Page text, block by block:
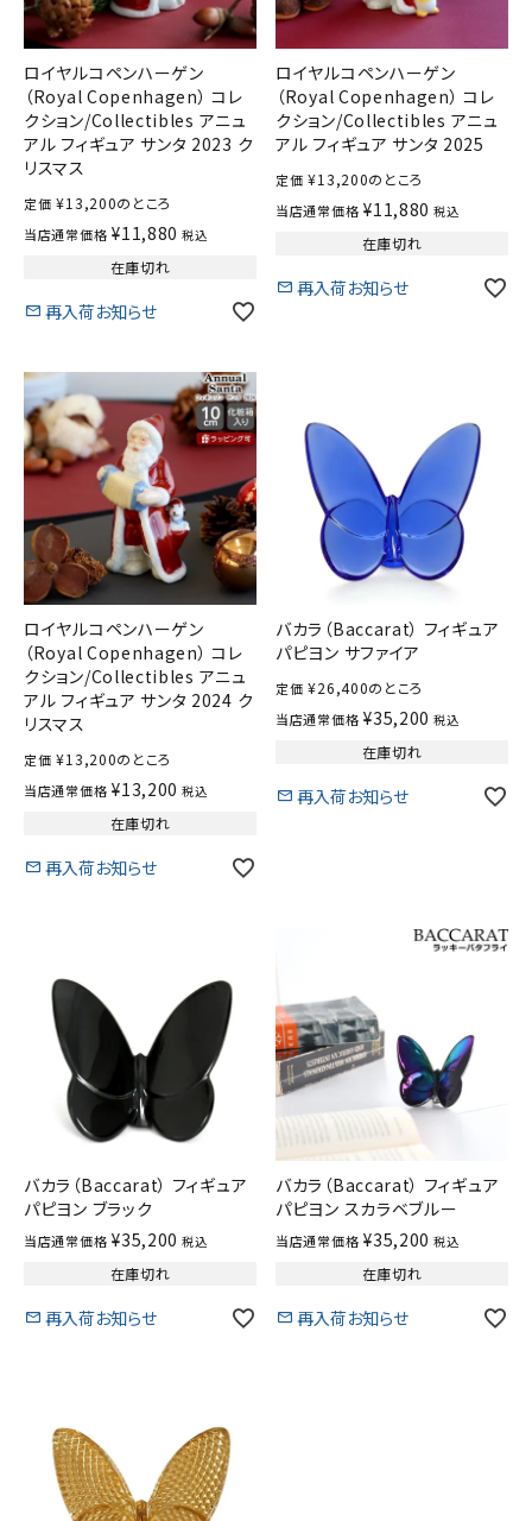
ロイヤルコペンハーゲン
（Royal Copenhagen） コレ
クション/Collectibles アニュ
アル フィギュア サンタ 2023 ク
リスマス
定価 ¥13,200のところ
当店通常価格 ¥11,880 税込
在庫切れ
再入荷お知らせ
ロイヤルコペンハーゲン
（Royal Copenhagen） コレ
クション/Collectibles アニュ
アル フィギュア サンタ 2025
定価 ¥13,200のところ
当店通常価格 ¥11,880 税込
在庫切れ
再入荷お知らせ
ロイヤルコペンハーゲン
（Royal Copenhagen） コレ
クション/Collectibles アニュ
アル フィギュア サンタ 2024 ク
リスマス
定価 ¥13,200のところ
当店通常価格 ¥13,200 税込
在庫切れ
再入荷お知らせ
バカラ（Baccarat） フィギュア
パピヨン サファイア
定価 ¥26,400のところ
当店通常価格 ¥35,200 税込
在庫切れ
再入荷お知らせ
バカラ（Baccarat） フィギュア
パピヨン ブラック
当店通常価格 ¥35,200 税込
在庫切れ
再入荷お知らせ
バカラ（Baccarat） フィギュア
パピヨン スカラベブルー
当店通常価格 ¥35,200 税込
在庫切れ
再入荷お知らせ